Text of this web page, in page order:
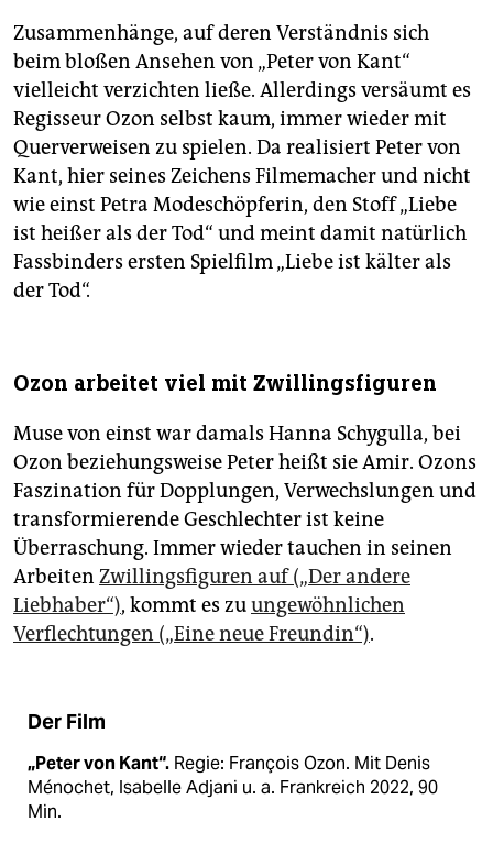
Zusammenhänge, auf deren Verständnis sich
beim bloßen Ansehen von „Peter von Kant“
vielleicht verzichten ließe. Allerdings versäumt es
Regisseur Ozon selbst kaum, immer wieder mit
Querverweisen zu spielen. Da realisiert Peter von
Kant, hier seines Zeichens Filmemacher und nicht
wie einst Petra Modeschöpferin, den Stoff „Liebe
ist heißer als der Tod“ und meint damit natürlich
Fassbinders ersten Spielfilm „Liebe ist kälter als
der Tod“.
Ozon arbeitet viel mit Zwillingsfiguren
Muse von einst war damals Hanna Schygulla, bei
Ozon beziehungsweise Peter heißt sie Amir. Ozons
Faszination für Dopplungen, Verwechslungen und
transformierende Geschlechter ist keine
Überraschung. Immer wieder tauchen in seinen
Arbeiten Zwillingsfiguren auf („Der andere
Liebhaber“), kommt es zuungewöhnlichen
Verflechtungen („Eine neue Freundin“).
Der Film
„Peter von Kant“. Regie: François Ozon. Mit Denis
Ménochet, Isabelle Adjani u. a. Frankreich 2022, 90
Min.